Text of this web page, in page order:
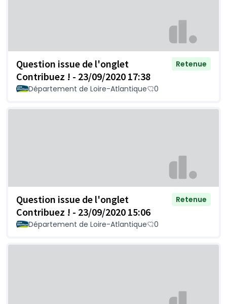
Question issue de l'onglet
Contribuez ! - 23/09/2020 17:38
Retenue
Département de Loire-Atlantique 0
Question issue de l'onglet
Contribuez ! - 23/09/2020 15:06
Retenue
Département de Loire-Atlantique 0